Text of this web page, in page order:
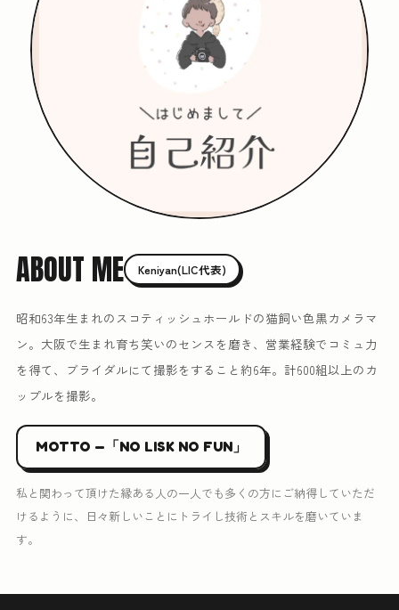
ABOUT ME Keniyan(LIC代表)
昭和63年生まれのスコティッシュホールドの猫飼い色黒カメラマ
ン。大阪で生まれ育ち笑いのセンスを磨き、営業経験でコミュ力
を得て、ブライダルにて撮影をすること約6年。計600組以上のカ
ップルを撮影。
MOTTO —「NO LISK NO FUN」
私と関わって頂けた縁ある人の一人でも多くの方にご納得していただ
けるように、日々新しいことにトライし技術とスキルを磨いていま
す。